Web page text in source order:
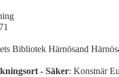
Bibliotek Härnösand
- Säker: Konstnär